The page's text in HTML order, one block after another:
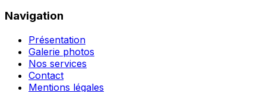
Navigation
Présentation
Galerie photos
Nos services
Contact
Mentions légales